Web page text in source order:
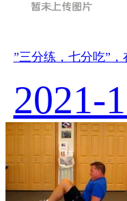
”三分练，七分吃”
2021-